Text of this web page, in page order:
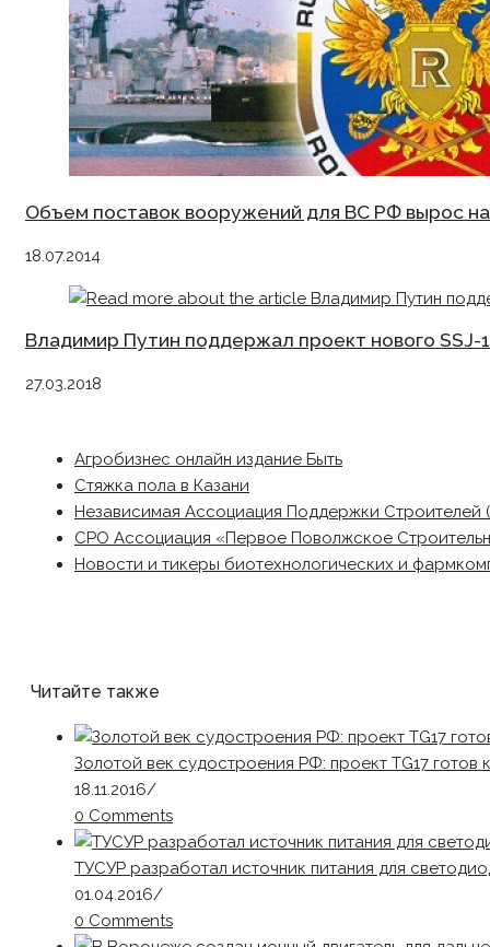
Объем поставок вооружений для ВС РФ вырос на
18.07.2014
Владимир Путин поддержал проект нового SSJ-
27.03.2018
Агробизнес онлайн издание Быть
Стяжка пола в Казани
Независимая Ассоциация Поддержки Строителей
СРО Ассоциация «Первое Поволжское
Новости и тикеры биотехнологических и
Читайте также
Золотой век судостроения РФ: проект TG17 готов
18.11.2016/
0 Comments
ТУСУР разработал источник питания для
01.04.2016/
0 Comments